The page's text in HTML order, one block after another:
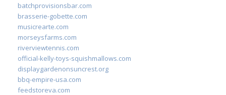
batchprovisionsbar.com
brasserie-gobette.com
musicrearte.com
morseysfarms.com
riverviewtennis.com
official-kelly-toys-squishmallows.com
displaygardenonsuncrest.org
bbq-empire-usa.com
feedstoreva.com